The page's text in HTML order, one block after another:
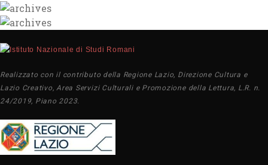
Realizzato con il contributo della Regione Lazio, Direzione Cultura e
Lazio Creativo, Area Servizi Culturali e Promozione della Lettura, L.R. n.
24/2019, Piano 2023.